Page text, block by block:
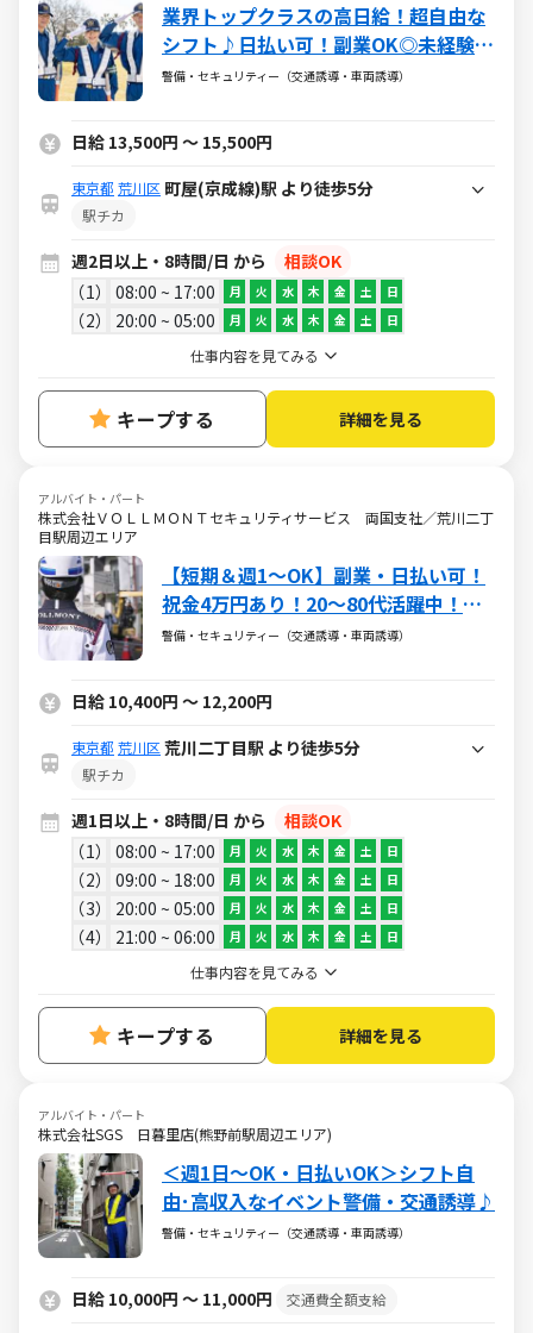
業界トップクラスの高日給！超自由な
シフト♪日払い可！副業OK◎未経験大
歓迎
警備・セキュリティー（交通誘導・車両誘導）
日給 13,500円 ～ 15,500円
東京都 荒川区 町屋(京成線)駅 より徒歩5分
駅チカ
週2日以上・8時間/日 から
相談OK
1
08:00 ~ 17:00 月 火 水 木 金 土 日
2 20:00 ~ 05:00 月 火 水 木 金 土 日
仕事内容を見てみる
キープする 詳細を見る
アルバイト・パート
株式会社ＶＯＬＬＭＯＮＴセキュリティサービス 両国支社／荒川二丁
目駅周辺エリア
【短期＆週1～OK】副業・日払い可！
祝金4万円あり！20～80代活躍中！未
経験大歓迎◎
警備・セキュリティー（交通誘導・車両誘導）
日給 10,400円 ～ 12,200円
東京都 荒川区 荒川二丁目駅 より徒歩5分
駅チカ
週1日以上・8時間/日 から
相談OK
1
08:00 ~ 17:00 月 火 水 木 金 土 日
2 09:00 ~ 18:00 月 火 水 木 金 土 日
3 20:00 ~ 05:00 月 火 水 木 金 土 日
4 21:00 ~ 06:00 月 火 水 木 金 土 日
仕事内容を見てみる
キープする 詳細を見る
アルバイト・パート
株式会社SGS 日暮里店(熊野前駅周辺エリア)
＜週1日～OK・日払いOK＞シフト自
由･高収入なイベント警備・交通誘導♪
警備・セキュリティー（交通誘導・車両誘導）
日給 10,000円 ～ 11,000円 交通費全額支給